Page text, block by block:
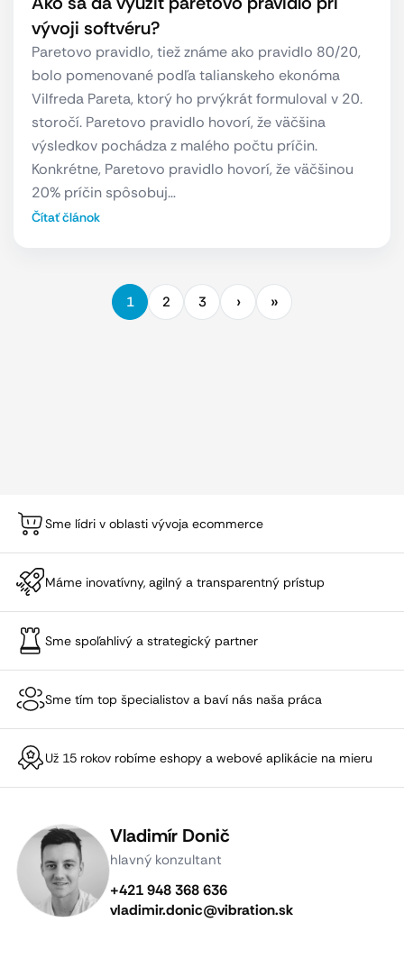
vývoji softvéru?
Paretovo pravidlo, tiež známe ako pravidlo 80/20,
bolo pomenované podľa talianskeho ekonóma
Vilfreda Pareta, ktorý ho prvýkrát formuloval v 20.
storočí. Paretovo pravidlo hovorí, že väčšina
výsledkov pochádza z malého počtu príčin.
Konkrétne, Paretovo pravidlo hovorí, že väčšinou
20% príčin spôsobuj…
Čítať článok
1 2 3
Sme lídri v oblasti vývoja ecommerce
Máme inovatívny, agilný a transparentný prístup
Sme spoľahlivý a strategický partner
Sme tím top špecialistov a baví nás naša práca
Už 15 rokov robíme eshopy a webové aplikácie na mieru
Vladimír Donič
hlavný konzultant
+421 948 368 636
vladimir.donic@vibration.sk